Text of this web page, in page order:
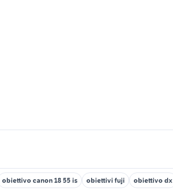
obiettivo canon 18 55 is obiettivi fuji obiettivo dx